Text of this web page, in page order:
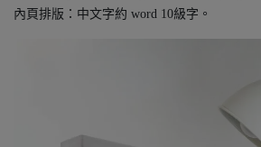
內頁排版：中文字約 word 10級字。